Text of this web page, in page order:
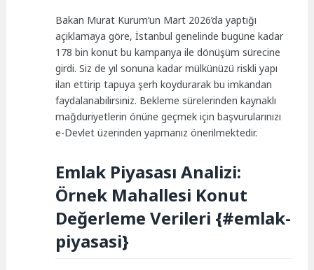
Bakan Murat Kurum’un Mart 2026’da yaptığı
açıklamaya göre, İstanbul genelinde bugüne kadar
178 bin konut bu kampanya ile dönüşüm sürecine
girdi. Siz de yıl sonuna kadar mülkünüzü riskli yapı
ilan ettirip tapuya şerh koydurarak bu imkandan
faydalanabilirsiniz. Bekleme sürelerinden kaynaklı
mağduriyetlerin önüne geçmek için başvurularınızı
e-Devlet üzerinden yapmanız önerilmektedir.
Emlak Piyasası Analizi:
Örnek Mahallesi Konut
Değerleme Verileri {#emlak-
piyasasi}